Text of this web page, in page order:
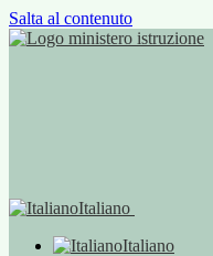
Salta al contenuto
Italiano
Italiano